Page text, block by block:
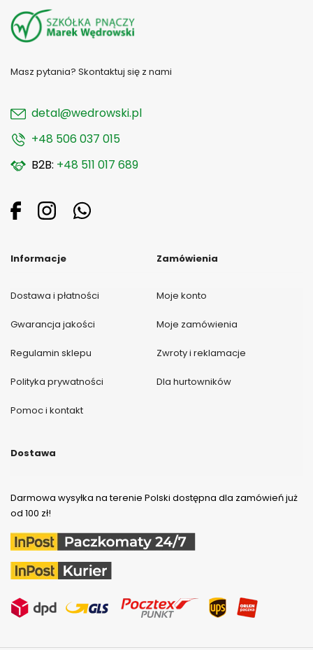
Masz pytania? Skontaktuj się z nami
detal@wedrowski.pl
+48 506 037 015
B2B: +48 511 017 689
Informacje
Dostawa i płatności
Gwarancja jakości
Regulamin sklepu
Polityka prywatności
Pomoc i kontakt
Zamówienia
Moje konto
Moje zamówienia
Zwroty i reklamacje
Dla hurtowników
Dostawa
Darmowa wysyłka na terenie Polski dostępna dla zamówień już
od 100 zł!